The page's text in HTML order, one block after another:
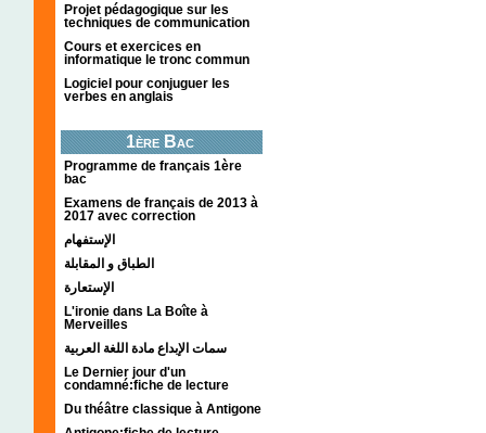
Projet pédagogique sur les
techniques de communication
Cours et exercices en
informatique le tronc commun
Logiciel pour conjuguer les
verbes en anglais
1ère Bac
Programme de français 1ère
bac
Examens de français de 2013 à
2017 avec correction
الإستفهام
الطباق و المقابلة
الإستعارة
L'ironie dans La Boîte à
Merveilles
سمات الإبداع مادة اللغة العربية
Le Dernier jour d'un
condamné:fiche de lecture
Du théâtre classique à Antigone